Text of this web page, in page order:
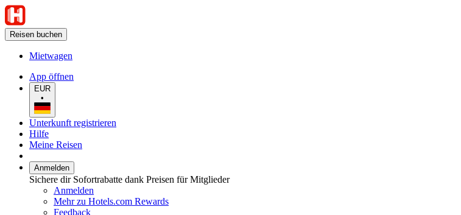
Reisen buchen
Mietwagen
App öffnen
EUR
•
Unterkunft registrieren
Hilfe
Meine Reisen
Anmelden
Sichere dir Sofortrabatte dank Preisen für Mitglieder
Anmelden
Mehr zu Hotels.com Rewards
Feedback